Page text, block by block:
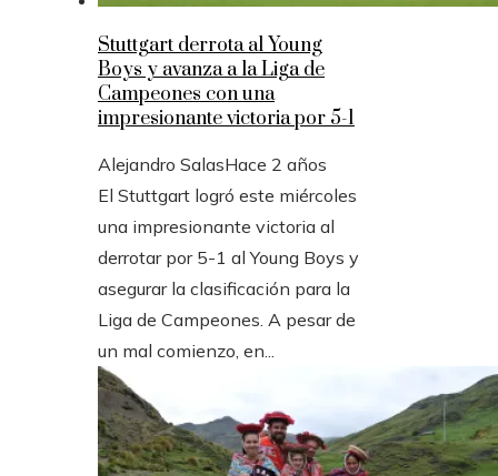
Stuttgart derrota al Young
Boys y avanza a la Liga de
Campeones con una
impresionante victoria por 5-1
Alejandro SalasHace 2 años
El Stuttgart logró este miércoles
una impresionante victoria al
derrotar por 5-1 al Young Boys y
asegurar la clasificación para la
Liga de Campeones. A pesar de
un mal comienzo, en...